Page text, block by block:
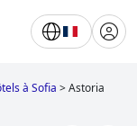
à Sofia >Astoria